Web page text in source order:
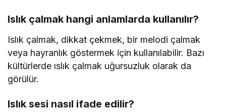
Islık çalmak hangi anlamlarda kullanılır?
Islık çalmak, dikkat çekmek, bir melodi çalmak
veya hayranlık göstermek için kullanılabilir. Bazı
kültürlerde ıslık çalmak uğursuzluk olarak da
görülür.
Islık sesi nasıl ifade edilir?